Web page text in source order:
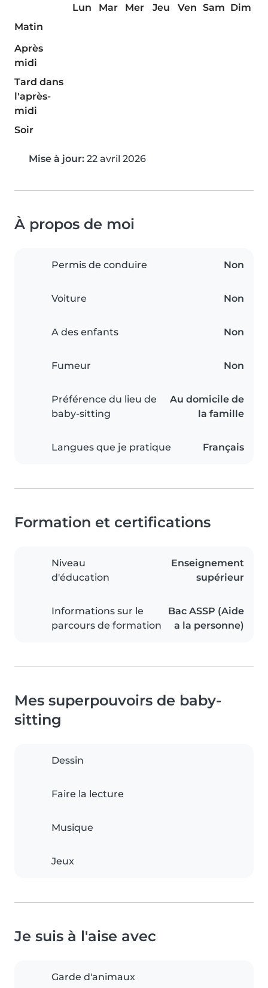
Lun Mar Mer Jeu Ven Sam Dim
Matin
Après
midi
Tard dans
l'après-
midi
Soir
Mise à jour: 22 avril 2026
À propos de moi
Permis de conduire Non
Voiture Non
A des enfants Non
Fumeur Non
Préférence du lieu de
baby-sitting
Au domicile de
la famille
Langues que je pratique Français
Formation et certifications
Niveau
d'éducation
Enseignement
supérieur
Informations sur le
parcours de formation
Bac ASSP (Aide
a la personne)
Mes superpouvoirs de baby-
sitting
Dessin
Faire la lecture
Musique
Jeux
Je suis à l'aise avec
Garde d'animaux